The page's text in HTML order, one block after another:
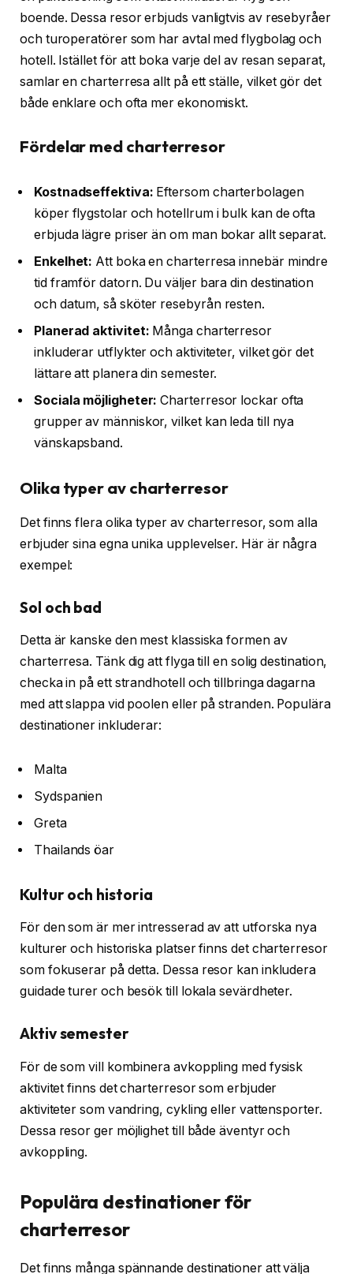
boende. Dessa resor erbjuds vanligtvis av resebyråer
och turoperatörer som har avtal med flygbolag och
hotell. Istället för att boka varje del av resan separat,
samlar en charterresa allt på ett ställe, vilket gör det
både enklare och ofta mer ekonomiskt.
Fördelar med charterresor
Kostnadseffektiva: Eftersom charterbolagen
köper flygstolar och hotellrum i bulk kan de ofta
erbjuda lägre priser än om man bokar allt separat.
Enkelhet: Att boka en charterresa innebär mindre
tid framför datorn. Du väljer bara din destination
och datum, så sköter resebyrån resten.
Planerad aktivitet: Många charterresor
inkluderar utflykter och aktiviteter, vilket gör det
lättare att planera din semester.
Sociala möjligheter: Charterresor lockar ofta
grupper av människor, vilket kan leda till nya
vänskapsband.
Olika typer av charterresor
Det finns flera olika typer av charterresor, som alla
erbjuder sina egna unika upplevelser. Här är några
exempel:
Sol och bad
Detta är kanske den mest klassiska formen av
charterresa. Tänk dig att flyga till en solig destination,
checka in på ett strandhotell och tillbringa dagarna
med att slappa vid poolen eller på stranden. Populära
destinationer inkluderar:
Malta
Sydspanien
Greta
Thailands öar
Kultur och historia
För den som är mer intresserad av att utforska nya
kulturer och historiska platser finns det charterresor
som fokuserar på detta. Dessa resor kan inkludera
guidade turer och besök till lokala sevärdheter.
Aktiv semester
För de som vill kombinera avkoppling med fysisk
aktivitet finns det charterresor som erbjuder
aktiviteter som vandring, cykling eller vattensporter.
Dessa resor ger möjlighet till både äventyr och
avkoppling.
Populära destinationer för
charterresor
Det finns många spännande destinationer att välja